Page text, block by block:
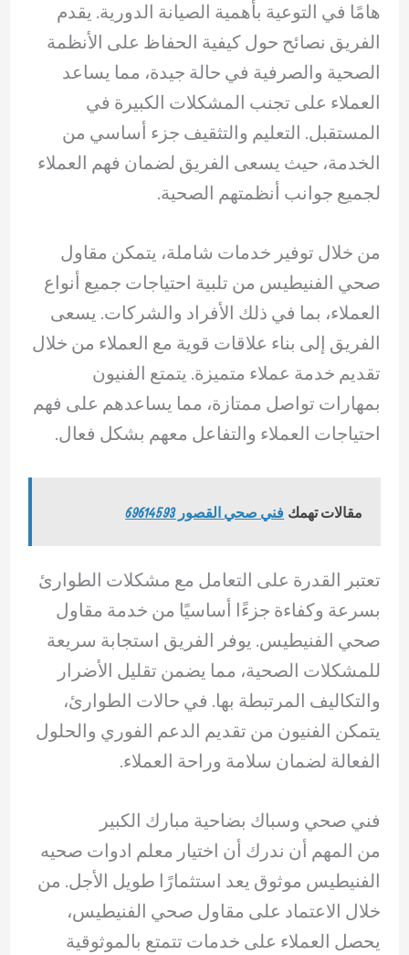
هامًا في التوعية بأهمية الصيانة الدورية. يقدم
الفريق نصائح حول كيفية الحفاظ على الأنظمة
الصحية والصرفية في حالة جيدة، مما يساعد
العملاء على تجنب المشكلات الكبيرة في
المستقبل. التعليم والتثقيف جزء أساسي من
الخدمة، حيث يسعى الفريق لضمان فهم العملاء
لجميع جوانب أنظمتهم الصحية.
من خلال توفير خدمات شاملة، يتمكن مقاول
صحي الفنيطيس من تلبية احتياجات جميع أنواع
العملاء، بما في ذلك الأفراد والشركات. يسعى
الفريق إلى بناء علاقات قوية مع العملاء من خلال
تقديم خدمة عملاء متميزة. يتمتع الفنيون
بمهارات تواصل ممتازة، مما يساعدهم على فهم
احتياجات العملاء والتفاعل معهم بشكل فعال.
مقالات تهمك فني صحي القصور 69614593
تعتبر القدرة على التعامل مع مشكلات الطوارئ
بسرعة وكفاءة جزءًا أساسيًا من خدمة مقاول
صحي الفنيطيس. يوفر الفريق استجابة سريعة
للمشكلات الصحية، مما يضمن تقليل الأضرار
والتكاليف المرتبطة بها. في حالات الطوارئ،
يتمكن الفنيون من تقديم الدعم الفوري والحلول
الفعالة لضمان سلامة وراحة العملاء.
فني صحي وسباك بضاحية مبارك الكبير
من المهم أن ندرك أن اختيار معلم ادوات صحيه
الفنيطيس موثوق يعد استثمارًا طويل الأجل. من
خلال الاعتماد على مقاول صحي الفنيطيس،
يحصل العملاء على خدمات تتمتع بالموثوقية